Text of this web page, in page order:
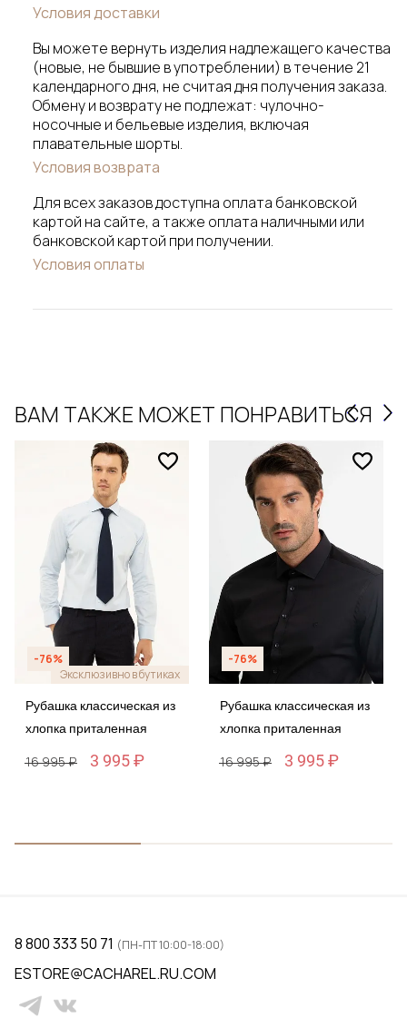
Условия доставки
Вы можете вернуть изделия надлежащего качества
(новые, не бывшие в употреблении) в течение 21
календарного дня, не считая дня получения заказа.
Обмену и возврату не подлежат: чулочно-
носочные и бельевые изделия, включая
плавательные шорты.
Условия возврата
Для всех заказов доступна оплата банковской
картой на сайте, а также оплата наличными или
банковской картой при получении.
Условия оплаты
ВАМ ТАКЖЕ МОЖЕТ ПОНРАВИТЬСЯ
-76%
Эксклюзивно в бутиках
Рубашка классическая из
хлопка приталенная
16 995 ₽ 3 995 ₽
-76%
Рубашка классическая из
хлопка приталенная
16 995 ₽ 3 995 ₽
8 800 333 50 71 (ПН-ПТ 10:00-18:00)
ESTORE@CACHAREL.RU.COM